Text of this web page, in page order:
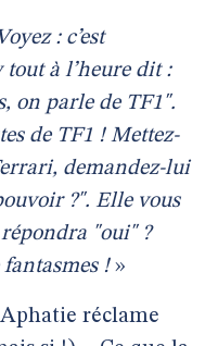
Voyez : c’est
tout à l’heure dit :
on parle de TF1".
de TF1 ! Mettez-
demandez-lui
?". Elle vous
"oui" ?
!»
réclame